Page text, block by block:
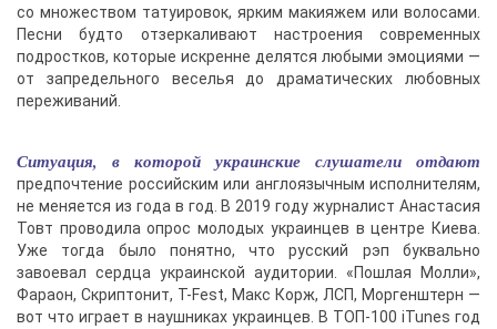
со множеством татуировок, ярким макияжем или волосами.
Песни будто отзеркаливают настроения современных
подростков, которые искренне делятся любыми эмоциями —
от запредельного веселья до драматических любовных
переживаний.
Ситуация, в которой украинские слушатели отдают
предпочтение российским или англоязычным исполнителям,
не меняется из года в год. В 2019 году журналист Анастасия
Товт проводила опрос молодых украинцев в центре Киева.
Уже тогда было понятно, что русский рэп буквально
завоевал сердца украинской аудитории. «Пошлая Молли»,
Фараон, Скриптонит, Т-Fest, Макс Корж, ЛСП, Моргенштерн —
вот что играет в наушниках украинцев. В ТОП-100 iTunes год